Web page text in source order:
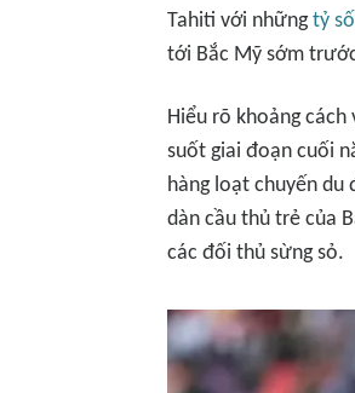
Tahiti với nhữngtỷ số
tới Bắc Mỹ sớm
Hiểu rõ khoảng
suốt giai đoạn cuối
hàng loạt chuyến du
dàn cầu thủ trẻ của
các đối thủ sừng sỏ.